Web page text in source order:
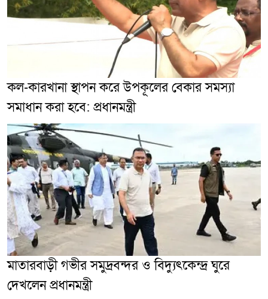
কল-কারখানা স্থাপন করে উপকূলের বেকার সমস্যা
সমাধান করা হবে: প্রধানমন্ত্রী
মাতারবাড়ী গভীর সমুদ্রবন্দর ও বিদ্যুৎকেন্দ্র ঘুরে
দেখলেন প্রধানমন্ত্রী